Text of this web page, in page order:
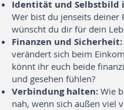
Identität und Selbstbild
Wer bist du jenseits deiner
wünscht du dir für dein
Finanzen und Sicherheit:
verändert sich beim
könnt ihr euch beide
und gesehen fühlen?
Verbindung halten: Wie
nah, wenn sich außen viel